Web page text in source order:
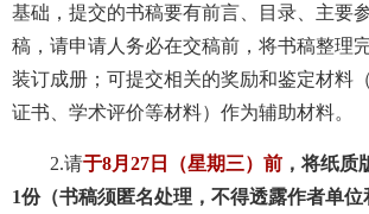
基础，提交的书稿要有前言、目录、主要
稿，请申请人务必在交稿前，将书稿整理
装订成册；可提交相关的奖励和鉴定材料
证书、学术评价等材料）作为辅助材料。
2.请于8月27日（星期三）前 ，将纸质
1份（书稿须匿名处理，不得透露作者单位